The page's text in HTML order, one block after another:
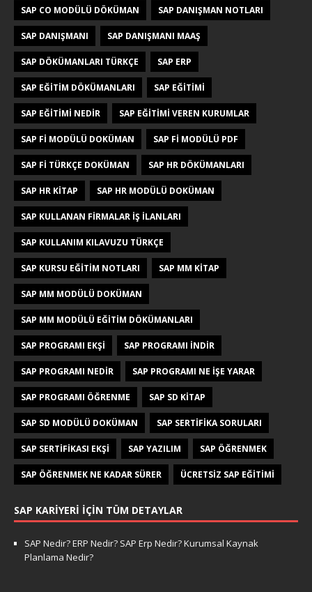
SAP CO MODÜLÜ DÖKÜMAN SAP DANIŞMAN NOTLARI
SAP DANIŞMANI SAP DANIŞMANI MAAŞ
SAP DÖKÜMANLARI TÜRKÇE SAP ERP
SAP EĞITIM DÖKÜMANLARI SAP EĞITIMI
SAP EĞITIMI NEDIR SAP EĞITIMI VEREN KURUMLAR
SAP FI MODÜLÜ DOKÜMAN SAP FI MODÜLÜ PDF
SAP FI TÜRKÇE DOKÜMAN SAP HR DÖKÜMANLARI
SAP HR KITAP SAP HR MODÜLÜ DOKÜMAN
SAP KULLANAN FIRMALAR IŞ ILANLARI
SAP KULLANIM KILAVUZU TÜRKÇE
SAP KURSU EĞITIM NOTLARI SAP MM KITAP
SAP MM MODÜLÜ DOKÜMAN
SAP MM MODÜLÜ EĞITIM DÖKÜMANLARI
SAP PROGRAMI EKŞI SAP PROGRAMI INDIR
SAP PROGRAMI NEDIR SAP PROGRAMI NE IŞE YARAR
SAP PROGRAMI ÖĞRENME SAP SD KITAP
SAP SD MODÜLÜ DOKÜMAN SAP SERTIFIKA SORULARI
SAP SERTIFIKASI EKŞI SAP YAZILIM SAP ÖĞRENMEK
SAP ÖĞRENMEK NE KADAR SÜRER ÜCRETSIZ SAP EĞITIMI
SAP KARIYERI İÇIN TÜM DETAYLAR
SAP Nedir? ERP Nedir? SAP Erp Nedir? Kurumsal Kaynak
Planlama Nedir?